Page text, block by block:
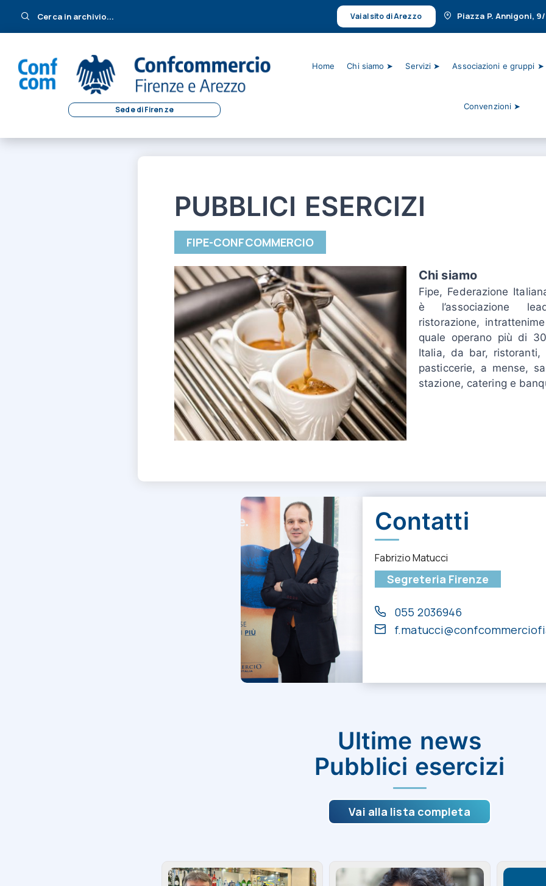
Cerca in archivio... Vai al sito di Arezzo Piazza P. Annigoni,
Sede di Firenze
Home Chi siamo ➤ Servizi ➤ Associazioni e gruppi ➤
Convenzioni ➤
PUBBLICI ESERCIZI
FIPE-CONFCOMMERCIO
Chi siamo
Fipe, Federazione
è l’associazione
ristorazione,
quale operano più di
Italia, da bar, ristoranti,
pasticcerie, a mense,
stazione, catering e
Contatti
Fabrizio Matucci
Segreteria Firenze
055 2036946
Ultime news
Pubblici esercizi
Vai alla lista completa